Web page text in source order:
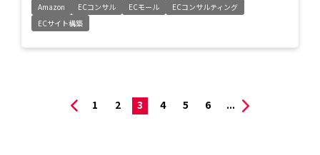
Amazon ECコンサル ECモール
ECコンサルティング
ECサイト構築
1 2 3 4 5 6 ...